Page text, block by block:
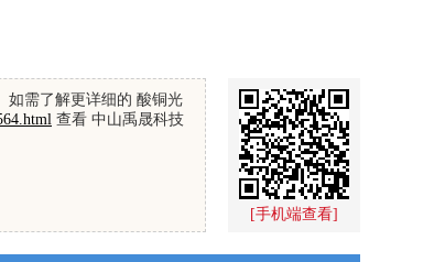
如需了解更详细的 酸铜光
查看 中山禹晟科技
[手机端查看]